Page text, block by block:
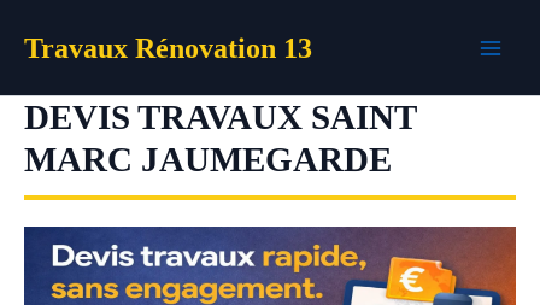
Travaux Rénovation 13
DEVIS TRAVAUX SAINT
MARC JAUMEGARDE